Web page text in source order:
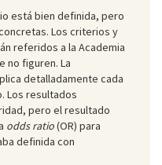
está bien definida, pero
Los criterios y
referidos a la Academia
no figuren. La
detalladamente cada
Los resultados
pero el resultado
odds ratio(OR) para
definida con